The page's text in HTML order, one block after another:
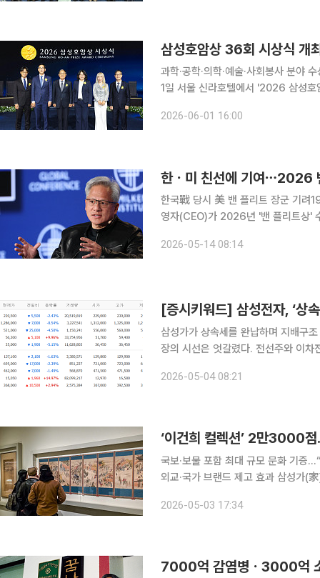
삼성호암상 36회 시상식 개
과학·공학·의학·예술·사회봉사 분야 수상
1일 서울 신라호텔에서 '2026 삼성호
제36회 삼성호암상 시상식을 개최했
2026-06-01 16:00
한ㆍ미 친선에 기여⋯2026
한국戰 당시 美 밴 플리트 장군 기려1992년 제정
영자(CEO)가 2026년 '밴 플리트상'
리아소사이어티는 13일(현지시간) "
2026-05-14 08:14
삼성가가 상속세를 완납하며 지배구
장의 시선은 엇갈렸다. 전선주와 이차전지주
2026-05-04 08:21
국보·보물 포함 최대 규모 문화 기증
외교·국가 브랜드 제고 효과 삼성가(家)가 기증한 ‘이건희 컬렉션’은 단순한 문화재 환원을 넘어 한
(故) 이건희 선대회장이 평생 수집한
2026-05-03 17:34